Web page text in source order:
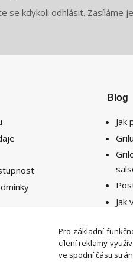
se kdykoli odhlásit. Zasíláme
Blog
Jak
Jak
Pro základní
cílení reklamy
ve spodní části